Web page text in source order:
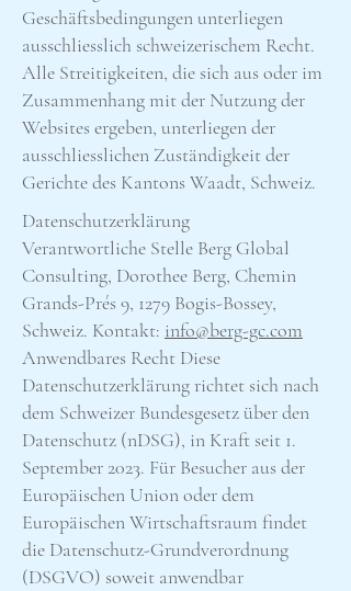
Geschäftsbedingungen unterliegen
ausschliesslich schweizerischem Recht.
Alle Streitigkeiten, die sich aus oder im
Zusammenhang mit der Nutzung der
Websites ergeben, unterliegen der
ausschliesslichen Zuständigkeit der
Gerichte des Kantons Waadt, Schweiz.
Datenschutzerklärung
Verantwortliche Stelle Berg Global
Consulting, Dorothee Berg, Chemin
Grands-Prés 9, 1279 Bogis-Bossey,
Schweiz. Kontakt: info@berg-gc.com
Anwendbares Recht Diese
Datenschutzerklärung richtet sich nach
dem Schweizer Bundesgesetz über den
Datenschutz (nDSG), in Kraft seit 1.
September 2023. Für Besucher aus der
Europäischen Union oder dem
Europäischen Wirtschaftsraum findet
die Datenschutz-Grundverordnung
(DSGVO) soweit anwendbar